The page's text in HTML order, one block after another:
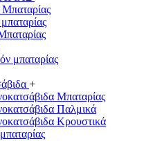
μπαταρίας
+
Μπαταρίας
Παλμικά
Κρουστικά